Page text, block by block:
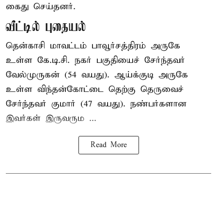
கைது செய்தனர்.
வீட்டில் புதையல்
தென்காசி மாவட்டம் பாவூர்சத்திரம் அருகே
உள்ள கே.டி.சி. நகர் பகுதியைச் சேர்ந்தவர்
வேல்முருகன் (54 வயது). ஆய்க்குடி அருகே
உள்ள விந்தன்கோட்டை தெற்கு தெருவைச்
சேர்ந்தவர் குமார் (47 வயது). நண்பர்களான
இவர்கள் இருவரும ...
Read More